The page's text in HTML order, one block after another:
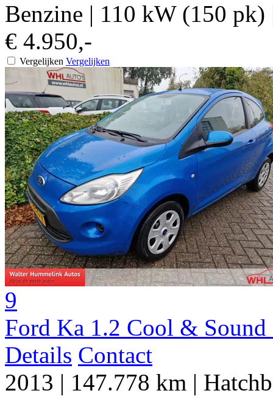
Benzine | 110 kW (150 pk)
€ 4.950,-
Vergelijken Vergelijken
9
Ford Ka 1.2 Cool & Sound
Details Contact
2013 | 147.778 km |